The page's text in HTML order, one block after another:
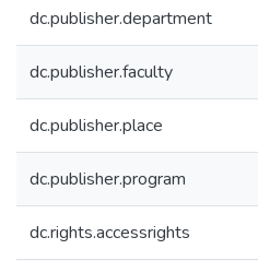
dc.publisher.department
dc.publisher.faculty
dc.publisher.place
dc.publisher.program
dc.rights.accessrights